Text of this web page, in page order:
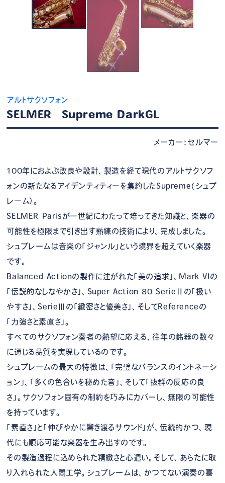
アルトサクソフォン
SELMER Supreme DarkGL
メーカー：セルマー
100年におよぶ改良や設計、製造を経て現代のアルトサクソフ
ォンの新たなるアイデンティティーを集約したSupreme（シュプ
レーム）。
SELMER Parisが一世紀にわたって培ってきた知識と、楽器の
可能性を極限まで引き出す熟練の技術により、完成しました。
シュプレームは音楽の「ジャンル」という境界を超えていく楽器
です。
Balanced Actionの製作に注がれた「美の追求」、Mark VIの
「伝説的なしなやかさ」、Super Action 80 SerieⅡの「扱い
やすさ」、SerieⅢの「緻密さと優美さ」、そしてReferenceの
「力強さと素直さ」。
すべてのサクソフォン奏者の熱望に応える、往年の銘器の数々
に通じる品質を実現しているのです。
シュプレームの最大の特徴は、「完璧なバランスのイントネーシ
ョン」、「多くの色合いを秘めた音」、そして「抜群の反応の良
さ」。サクソフォン固有の制約を巧みにカバーし、無限の可能性
を持っています。
「素直さ」と「伸びやかに響き渡るサウンド」が、伝統的かつ、現
代にも順応可能な楽器を生み出すのです。
その製造過程に込められた精緻さと心遣い。そして、あらたに取
り入れられた人間工学。シュプレームは、かつてない演奏の喜